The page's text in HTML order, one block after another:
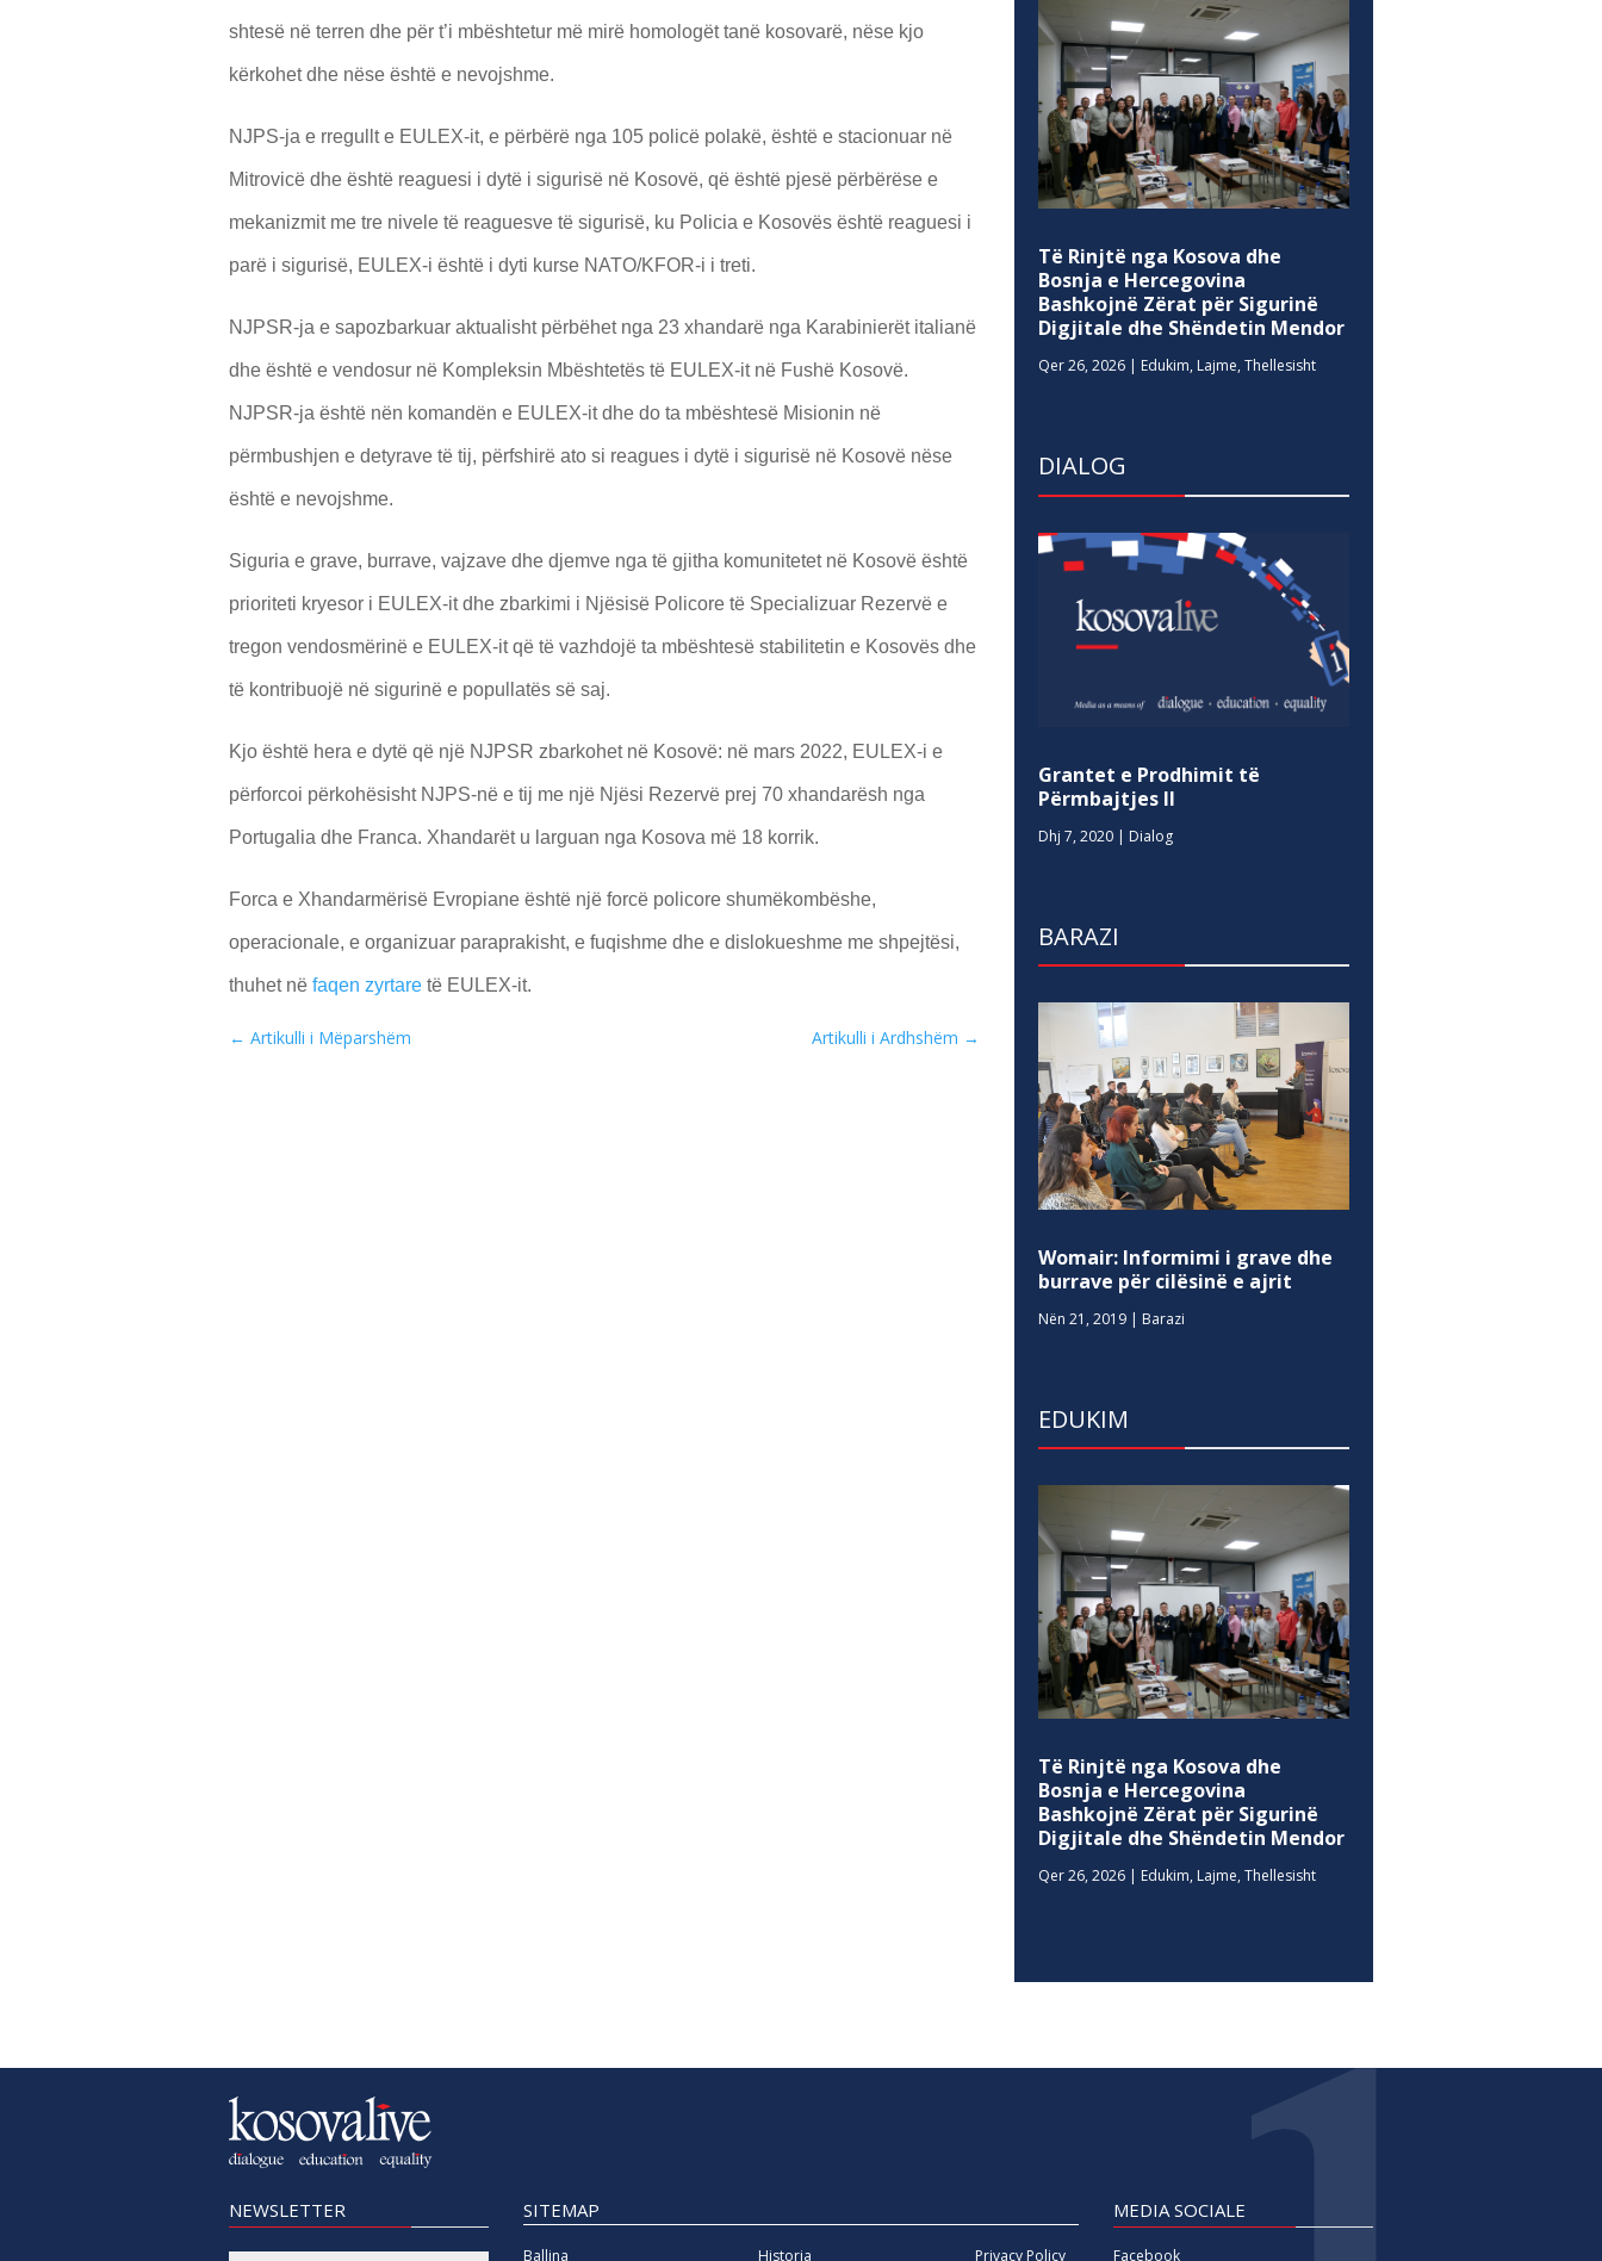
shtesë në terren dhe për t’i mbështetur më mirë homologët tanë kosovarë, nëse kjo
kërkohet dhe nëse është e nevojshme.
NJPS-ja e rregullt e EULEX-it, e përbërë nga 105 policë polakë, është e stacionuar në
Mitrovicë dhe është reaguesi i dytë i sigurisë në Kosovë, që është pjesë përbërëse e
mekanizmit me tre nivele të reaguesve të sigurisë, ku Policia e Kosovës është reaguesi i
parë i sigurisë, EULEX-i është i dyti kurse NATO/KFOR-i i treti.
NJPSR-ja e sapozbarkuar aktualisht përbëhet nga 23 xhandarë nga Karabinierët italianë
dhe është e vendosur në Kompleksin Mbështetës të EULEX-it në Fushë Kosovë.
NJPSR-ja është nën komandën e EULEX-it dhe do ta mbështesë Misionin në
përmbushjen e detyrave të tij, përfshirë ato si reagues i dytë i sigurisë në Kosovë nëse
është e nevojshme.
Siguria e grave, burrave, vajzave dhe djemve nga të gjitha komunitetet në Kosovë është
prioriteti kryesor i EULEX-it dhe zbarkimi i Njësisë Policore të Specializuar Rezervë e
tregon vendosmërinë e EULEX-it që të vazhdojë ta mbështesë stabilitetin e Kosovës dhe
të kontribuojë në sigurinë e popullatës së saj.
Kjo është hera e dytë që një NJPSR zbarkohet në Kosovë: në mars 2022, EULEX-i e
përforcoi përkohësisht NJPS-në e tij me një Njësi Rezervë prej 70 xhandarësh nga
Portugalia dhe Franca. Xhandarët u larguan nga Kosova më 18 korrik.
Forca e Xhandarmërisë Evropiane është një forcë policore shumëkombëshe,
operacionale, e organizuar paraprakisht, e fuqishme dhe e dislokueshme me shpejtësi,
thuhet në faqen zyrtare të EULEX-it.
← Artikulli i Mëparshëm Artikulli i Ardhshëm →
Të Rinjtë nga Kosova dhe
Bosnja e Hercegovina
Bashkojnë Zërat për Sigurinë
Digjitale dhe Shëndetin Mendor
Qer 26, 2026 | Edukim, Lajme,Thellesisht
DIALOG
Grantet e Prodhimit të
Përmbajtjes II
Dhj 7, 2020 | Dialog
BARAZI
Womair: Informimi i grave dhe
burrave për cilësinë e ajrit
Nën 21, 2019 | Barazi
EDUKIM
Të Rinjtë nga Kosova dhe
Bosnja e Hercegovina
Bashkojnë Zërat për Sigurinë
Digjitale dhe Shëndetin Mendor
Qer 26, 2026 | Edukim, Lajme,Thellesisht
NEWSLETTER SITEMAP
Ballina Historia Privacy Policy
MEDIA SOCIALE
Facebook